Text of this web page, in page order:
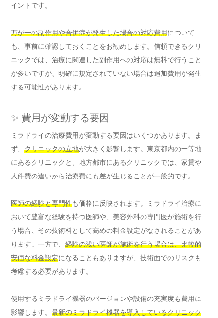
イントです。
万が一の副作用や合併症が発生した場合の対応費用について
も、事前に確認しておくことをお勧めします。信頼できるクリ
ニックでは、治療に関連した副作用への対応は無料で行うこと
が多いですが、明確に規定されていない場合は追加費用が発生
する可能性があります。
✨ 費用が変動する要因
ミラドライの治療費用が変動する要因はいくつかあります。ま
ず、 クリニックの立地が大きく影響します。東京都内の一等地
にあるクリニックと、地方都市にあるクリニックでは、家賃や
人件費の違いから治療費にも差が生じることが一般的です。
医師の経験と専門性も価格に反映されます。ミラドライ治療に
おいて豊富な経験を持つ医師や、美容外科の専門医が施術を行
う場合、その技術料として高めの料金設定がなされることがあ
ります。一方で、 経験の浅い医師が施術を行う場合は、比較的
安価な料金設定になることもありますが、技術面でのリスクも
考慮する必要があります。
使用するミラドライ機器のバージョンや設備の充実度も費用に
影響します。 最新のミラドライ機器を導入しているクリニック